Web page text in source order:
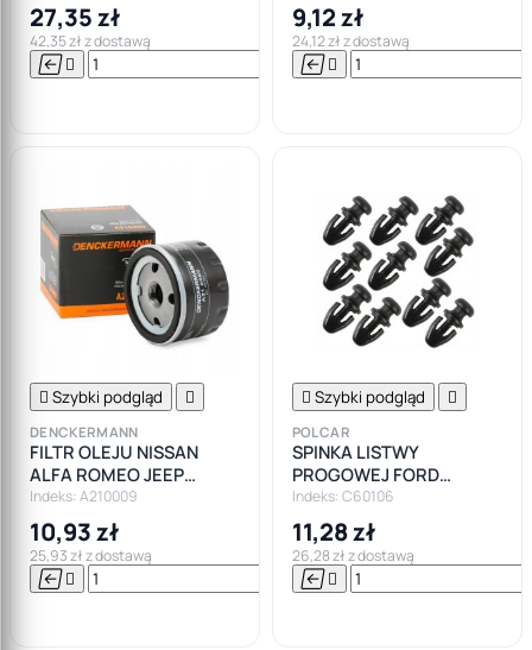
27,35 zł
42,35 zł z dostawą
  

9,12 zł
24,12 zł z dostawą
 
 Szybki podgląd 
DENCKERMANN
FILTR OLEJU NISSAN
ALFA ROMEO JEEP
LIGIER RENAULT DACIA
Indeks: A210009
10,93 zł
25,93 zł z dostawą
  

 Szybki podgląd 
POLCAR
SPINKA LISTWY
PROGOWEJ FORD
MONDEO MK1 MK2 MK3
MK4
Indeks: C60106
11,28 zł
26,28 zł z dostawą
 